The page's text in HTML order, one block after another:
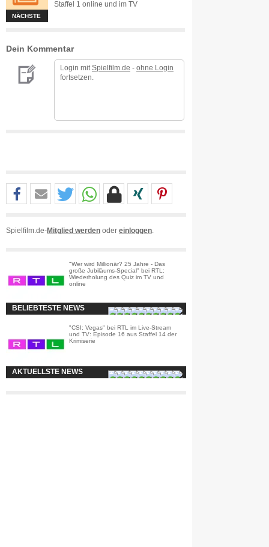
NÄCHSTE
Staffel 1 online und im TV
Dein Kommentar
Login mit Spielfilm.de - ohne Login
fortsetzen.
Spielfilm.de-Mitglied werden oder einloggen
"Wer wird Millionär? 25 Jahre - Das
große Jubiläums-Special" bei RTL:
Wiederholung des Quiz im TV und
online
BELIEBTESTE NEWS
"CSI: Vegas" bei RTL im Live-Stream
und TV: Episode 16 aus Staffel 14 der
Krimiserie
AKTUELLSTE NEWS